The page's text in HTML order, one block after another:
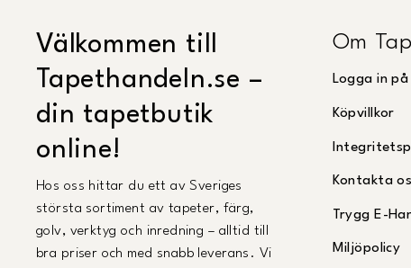
Välkommen till
Tapethandeln.se –
din tapetbutik
online!
Hos oss hittar du ett av Sveriges
största sortiment av tapeter, färg,
golv, verktyg och inredning – alltid till
bra priser och med snabb leverans. Vi
Om
Logga in
Köpvillkor
Kontakta
Trygg E-
Miljöpolicy